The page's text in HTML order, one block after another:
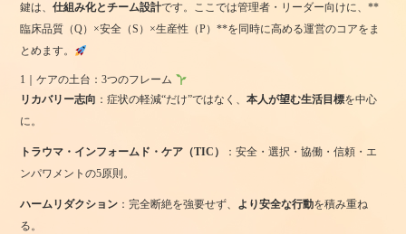
鍵は、仕組み化とチーム設計です。ここでは管理者・リーダー向けに、**
臨床品質（Q）×安全（S）×生産性（P）**を同時に高める運営のコアをま
とめます。
1｜ケアの土台：3つのフレーム
リカバリー志向 ：症状の軽減“だけ”ではなく、本人が望む生活目標を中心
に。
トラウマ・インフォームド・ケア（TIC）
：安全・選択・協働・信頼・エ
ンパワメントの5原則。
ハームリダクション ：完全断絶を強要せず、 より安全な行動を積み重ね
る。